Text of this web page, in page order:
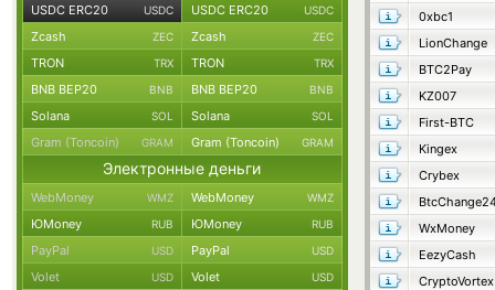
0xbc1
LionChange
BTC2Pay
KZ007
First-BTC
Kingex
Crybex
WxMoney
EezyCash
CryptoVortex
USDC ERC20 USDC USDC ERC20 USDC
Zcash ZEC Zcash ZEC
TRON TRX TRON TRX
BNB BEP20 BNB BNB BEP20 BNB
Solana SOL Solana SOL
Gram (Toncoin) GRAM Gram (Toncoin) GRAM
Электронные деньги
WebMoney WMZ WebMoney WMZ
ЮMoney RUB ЮMoney RUB
PayPal USD PayPal USD
Volet USD Volet USD